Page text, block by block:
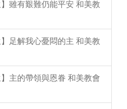
雖有艱難仍能平安 和美教
足解我心憂悶的主 和美教
主的帶領與恩眷 和美教會